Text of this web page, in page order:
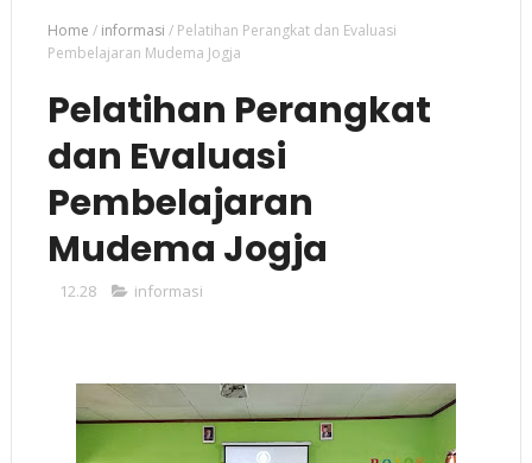
Home / informasi / Pelatihan Perangkat dan Evaluasi
Pembelajaran Mudema Jogja
Pelatihan Perangkat
dan Evaluasi
Pembelajaran
Mudema Jogja
12.28 informasi